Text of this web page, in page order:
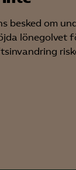
besked om
lönegolvet